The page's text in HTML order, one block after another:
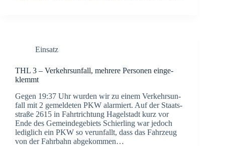
Einsatz
THL 3 – Ver­kehrs­un­fall, meh­re­re Per­so­nen ein­ge­
klemmt
Gegen 19:37 Uhr wur­den wir zu einem Ver­kehrs­un­
fall mit 2 gemel­de­ten PKW alar­miert. Auf der Staats­
stra­ße 2615 in Fahrt­rich­tung Hagel­stadt kurz vor
Ende des Gemein­de­ge­biets Schier­ling war jedoch
ledig­lich ein PKW so ver­un­fallt, dass das Fahr­zeug
von der Fahr­bahn abge­kom­men…